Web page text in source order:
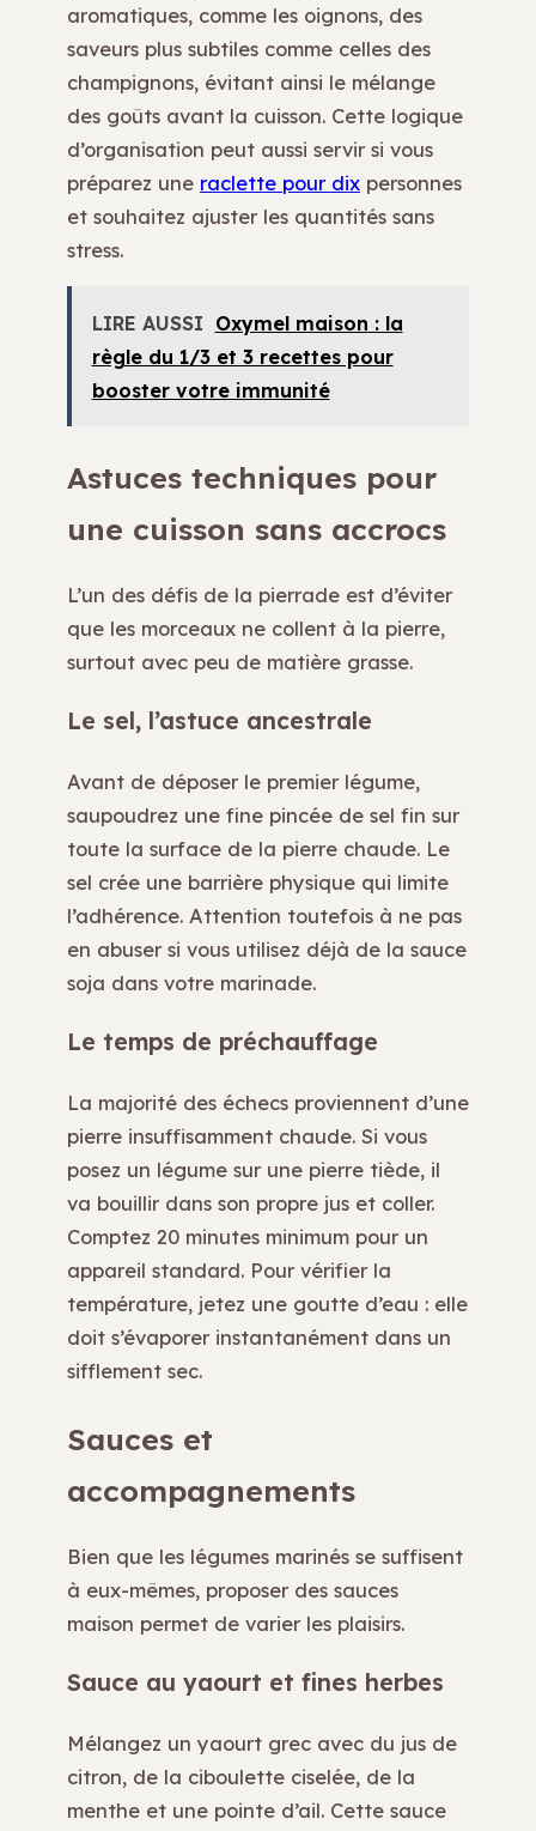
aromatiques, comme les oignons, des
saveurs plus subtiles comme celles des
champignons, évitant ainsi le mélange
des goûts avant la cuisson. Cette logique
d’organisation peut aussi servir si vous
préparez une raclette pour dix personnes
et souhaitez ajuster les quantités sans
stress.
LIRE AUSSI Oxymel maison : la
règle du 1/3 et 3 recettes pour
booster votre immunité
Astuces techniques pour
une cuisson sans accrocs
L’un des défis de la pierrade est d’éviter
que les morceaux ne collent à la pierre,
surtout avec peu de matière grasse.
Le sel, l’astuce ancestrale
Avant de déposer le premier légume,
saupoudrez une fine pincée de sel fin sur
toute la surface de la pierre chaude. Le
sel crée une barrière physique qui limite
l’adhérence. Attention toutefois à ne pas
en abuser si vous utilisez déjà de la sauce
soja dans votre marinade.
Le temps de préchauffage
La majorité des échecs proviennent d’une
pierre insuffisamment chaude. Si vous
posez un légume sur une pierre tiède, il
va bouillir dans son propre jus et coller.
Comptez 20 minutes minimum pour un
appareil standard. Pour vérifier la
température, jetez une goutte d’eau : elle
doit s’évaporer instantanément dans un
sifflement sec.
Sauces et
accompagnements
Bien que les légumes marinés se suffisent
à eux-mêmes, proposer des sauces
maison permet de varier les plaisirs.
Sauce au yaourt et fines herbes
Mélangez un yaourt grec avec du jus de
citron, de la ciboulette ciselée, de la
menthe et une pointe d’ail. Cette sauce